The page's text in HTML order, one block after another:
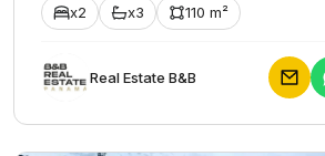
x2 x3 110 m²
Rеаl Еstаtе В&В